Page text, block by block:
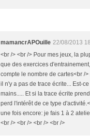
mamancrAPOuille 22/08/2013
<br /> <br /> Pour mes jeux, la
que des exercices
compte le nombre de cartes<br /
il n'y a pas de trace écrite... Est-
mains..... Et si la trace écrite
perd l'intérêt de ce type
une fois encore: je fais 1 à 2
<br /> <br /> <br /> <br />